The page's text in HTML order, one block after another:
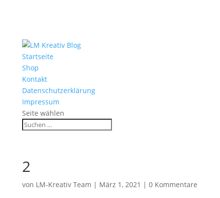
Startseite
Shop
Kontakt
Datenschutzerklärung
Impressum
Seite wählen
2
von LM-Kreativ Team | März 1, 2021 | 0 Kommentare